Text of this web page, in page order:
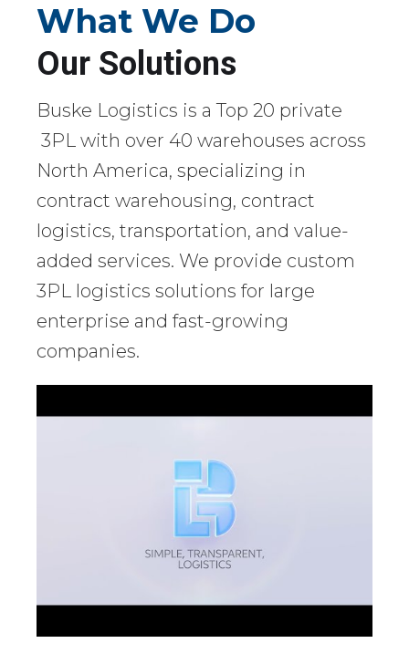
What We Do
Our Solutions
Buske Logistics is a Top 20 private
3PL with over 40 warehouses across
North America, specializing in
contract warehousing, contract
logistics, transportation, and value-
added services. We provide custom
3PL logistics solutions for large
enterprise and fast-growing
companies.